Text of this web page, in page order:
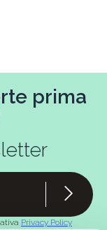
prima
Privacy Policy